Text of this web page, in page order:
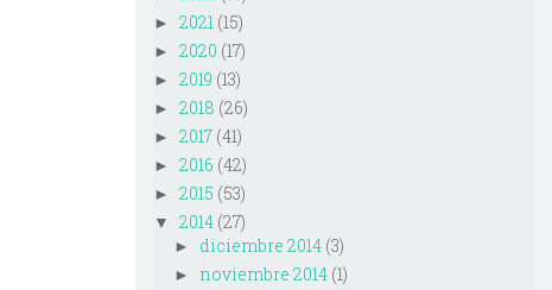
► 2021 (15)
► 2020 (17)
► 2019 (13)
► 2018 (26)
► 2017 (41)
► 2016 (42)
► 2015 (53)
▼ 2014 (27)
► diciembre 2014 (3)
► noviembre 2014 (1)